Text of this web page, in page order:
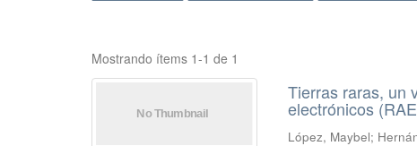
Mostrando ítems 1-1 de 1
Tierras raras, un
electrónicos
López, Maybel;